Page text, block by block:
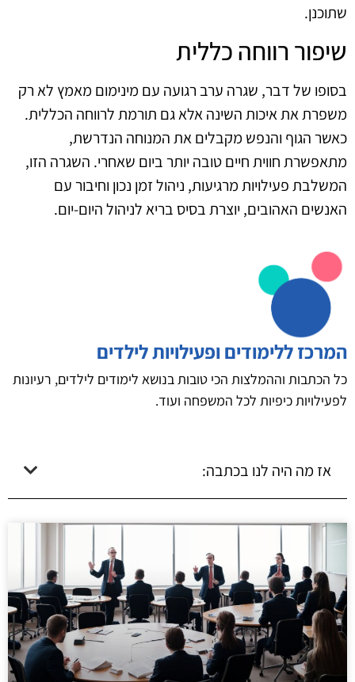
שתוכנן.
שיפור רווחה כללית
בסופו של דבר, שגרה ערב רגועה עם מינימום מאמץ לא רק
משפרת את איכות השינה אלא גם תורמת לרווחה הכללית.
כאשר הגוף והנפש מקבלים את המנוחה הנדרשת,
מתאפשרת חווית חיים טובה יותר ביום שאחרי. השגרה הזו,
המשלבת פעילויות מרגיעות, ניהול זמן נכון וחיבור עם
האנשים האהובים, יוצרת בסיס בריא לניהול היום-יום.
המרכז ללימודים ופעילויות לילדים
כל הכתבות וההמלצות הכי טובות בנושא לימודים לילדים, רעיונות
לפעילויות כיפיות לכל המשפחה ועוד.
אז מה היה לנו בכתבה: